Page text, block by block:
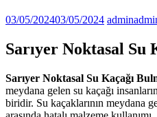
03/05/202403/05/2024 admin
Sarıyer Noktasal Su
Sarıyer Noktasal Su Kaçağı
meydana gelen su kaçağı
biridir. Su kaçaklarının meydana